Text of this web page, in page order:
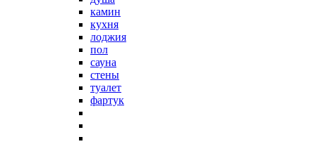
камин
кухня
лоджия
пол
сауна
стены
туалет
фартук